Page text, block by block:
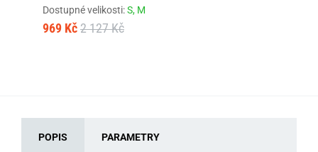
Dostupné velikosti:S, M
969 Kč 2 127 Kč
POPIS PARAMETRY